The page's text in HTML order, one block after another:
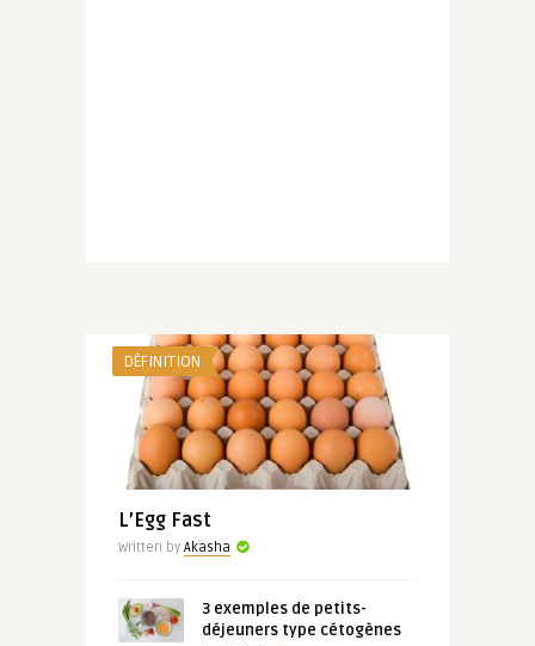
DÉFINITION
L’Egg Fast
Written by Akasha
3 exemples de petits-
déjeuners type cétogènes